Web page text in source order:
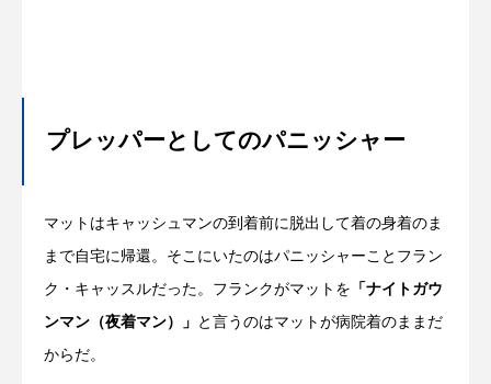
プレッパーとしてのパニッシャー
マットはキャッシュマンの到着前に脱出して着の身着のま
まで自宅に帰還。そこにいたのはパニッシャーことフラン
ク・キャッスルだった。フランクがマットを 「ナイトガウ
ンマン（夜着マン）」 と言うのはマットが病院着のままだ
からだ。